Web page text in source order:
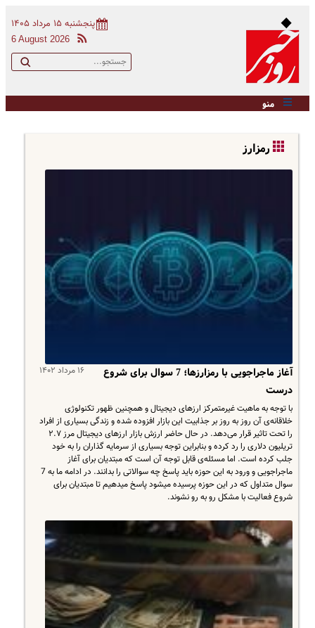
پنجشنبه ۱۵ مرداد ۱۴۰۵
6 August 2026
منو
رمزارز
۱۶ مرداد ۱۴۰۲
آغاز ماجراجویی با رمزارزها؛ 7 سوال برای شروع
درست
با توجه به ماهیت غیرمتمرکز ارز‌های دیجیتال و همچنین ظهور تکنولوژی
خلاقانه‌ی آن روز به روز بر جذابیت این بازار افزوده شده و زندگی بسیاری از افراد
را تحت تاثیر قرار می‌دهد. در حال حاضر ارزش بازار ارزهای دیجیتال مرز ۲.۷
تریلیون دلاری را رد کرده و بنابراین توجه بسیاری از سرمایه گذاران را به خود
جلب کرده است. اما مسئله‌ی قابل توجه آن است که مبتدیان برای آغاز
ماجراجویی و ورود به این حوزه باید پاسخ چه سوالاتی را بدانند. در ادامه ما به 7
سوال متداول که در این حوزه پرسیده میشود پاسخ میدهیم تا مبتدیان برای
شروع فعالیت با مشکل رو به رو نشوند.